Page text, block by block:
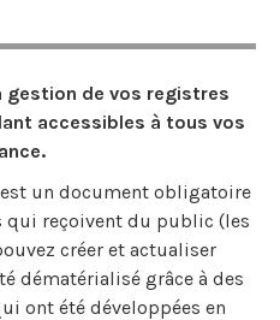
de vos registres
accessibles à tous vos
un document obligatoire
qui reçoivent du public (les
créer et actualiser
dématérialisé grâce à des
ont été développées en